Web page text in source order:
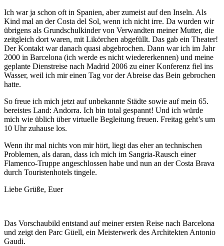
Ich war ja schon oft in Spanien, aber zumeist auf den Inseln. Als
Kind mal an der Costa del Sol, wenn ich nicht irre. Da wurden wir
übrigens als Grundschulkinder von Verwandten meiner Mutter, die
zeitgleich dort waren, mit Likörchen abgefüllt. Das gab ein Theater!
Der Kontakt war danach quasi abgebrochen. Dann war ich im Jahr
2000 in Barcelona (ich werde es nicht wiedererkennen) und meine
geplante Dienstreise nach Madrid 2006 zu einer Konferenz fiel ins
Wasser, weil ich mir einen Tag vor der Abreise das Bein gebrochen
hatte.
So freue ich mich jetzt auf unbekannte Städte sowie auf mein 65.
bereistes Land: Andorra. Ich bin total gespannt! Und ich würde
mich wie üblich über virtuelle Begleitung freuen. Freitag geht’s um
10 Uhr zuhause los.
Wenn ihr mal nichts von mir hört, liegt das eher an technischen
Problemen, als daran, dass ich mich im Sangria-Rausch einer
Flamenco-Truppe angeschlossen habe und nun an der Costa Brava
durch Touristenhotels tingele.
Liebe Grüße, Euer
Das Vorschaubild entstand auf meiner ersten Reise nach Barcelona
und zeigt den Parc Güell, ein Meisterwerk des Architekten Antonio
Gaudi.